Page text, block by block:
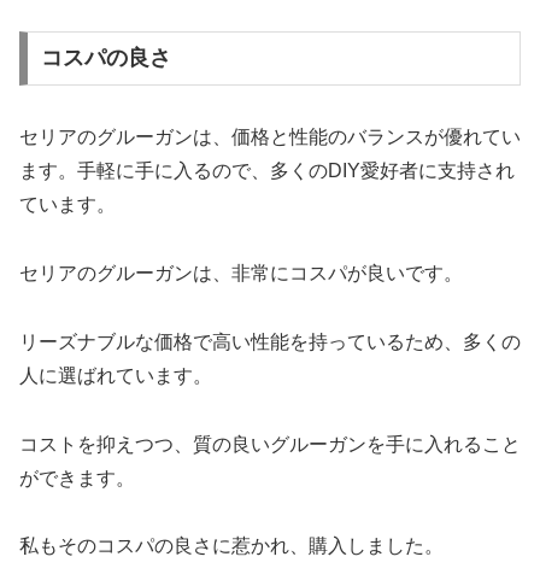
コスパの良さ
セリアのグルーガンは、価格と性能のバランスが優れてい
ます。手軽に手に入るので、多くのDIY愛好者に支持され
ています。
セリアのグルーガンは、非常にコスパが良いです。
リーズナブルな価格で高い性能を持っているため、多くの
人に選ばれています。
コストを抑えつつ、質の良いグルーガンを手に入れること
ができます。
私もそのコスパの良さに惹かれ、購入しました。